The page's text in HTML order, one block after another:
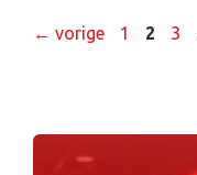
← vorige 1 2 3